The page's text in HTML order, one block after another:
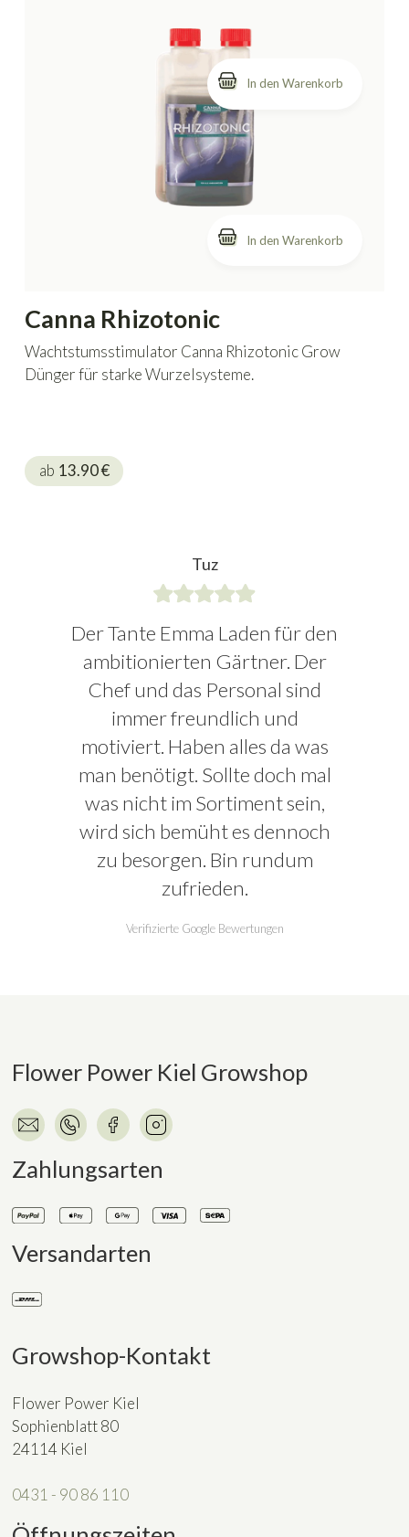
In den Warenkorb
Canna Rhizotonic
Wachtstumsstimulator Canna Rhizotonic Grow
Dünger für starke Wurzelsysteme.
ab 13.90€
Tuz
Der Tante Emma Laden für den
ambitionierten Gärtner. Der
Chef und das Personal sind
immer freundlich und
motiviert. Haben alles da was
man benötigt. Sollte doch mal
was nicht im Sortiment sein,
wird sich bemüht es dennoch
zu besorgen. Bin rundum
zufrieden.
Verifizierte Google Bewertungen
Flower Power Kiel Growshop
Zahlungsarten
Versandarten
Growshop-Kontakt
Flower Power Kiel
Sophienblatt 80
24114 Kiel
0431 - 90 86 110